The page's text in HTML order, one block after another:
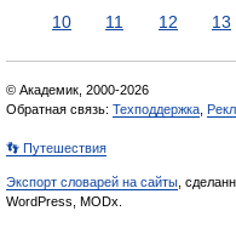
10
11 12 13
© Академик, 2000-2026
Обратная связь: Техподдержка
👣 Путешествия
Экспорт словарей на сайты ,
WordPress, MODx.